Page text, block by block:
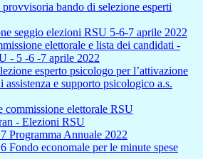
bando di selezione esperti
seggio elezioni RSU 5-6-7 aprile 2022
elettorale e lista dei candidati -
- 5 -6 -7 aprile 2022
esperto psicologo per l’attivazione
assistenza e supporto psicologico a.s.
commissione elettorale RSU
- Elezioni RSU
Programma Annuale 2022
Fondo economale per le minute spese